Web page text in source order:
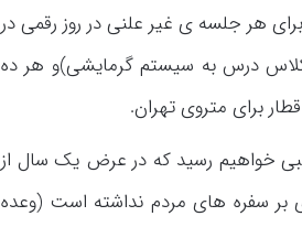
هر جلسه ی غیر علنی در روز رقمی در
تومان هزینه میکند(برابر است با تجهیز ۱۷هزار کلاس درس به سیستم گرمایشی)و هر ده
با تورم ۴۰درصد به مبلغ عجیبی خواهیم رسید که در عرض یک سال از
سفره های مردم نداشته است (وعده